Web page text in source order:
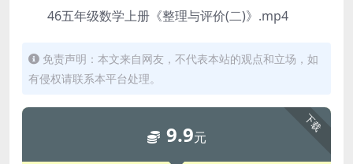
46五年级数学上册《整理与评价(二)》.mp4
免责声明：本文来自网友，不代表本站的观点和立场，如
有侵权请联系本平台处理。
下载
9.9元